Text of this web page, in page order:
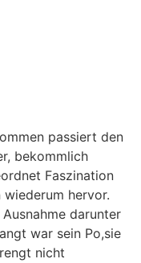
passiert den
bekommlich
Faszination
hervor.
darunter
war sein Po,sie
nicht